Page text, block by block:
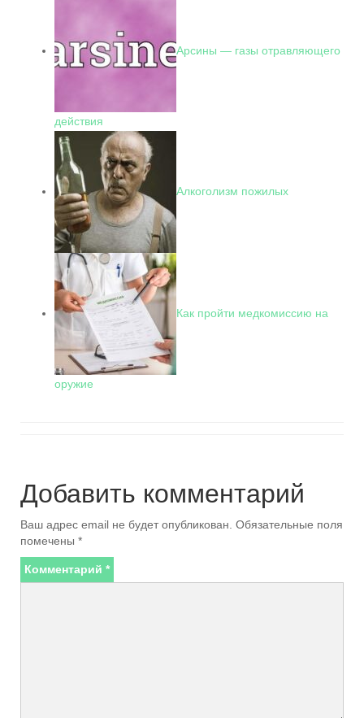
Арсины — газы отравляющего
действия
Алкоголизм пожилых
Как пройти медкомиссию на
оружие
Добавить комментарий
Ваш адрес email не будет опубликован. Обязательные поля
помечены *
Комментарий *